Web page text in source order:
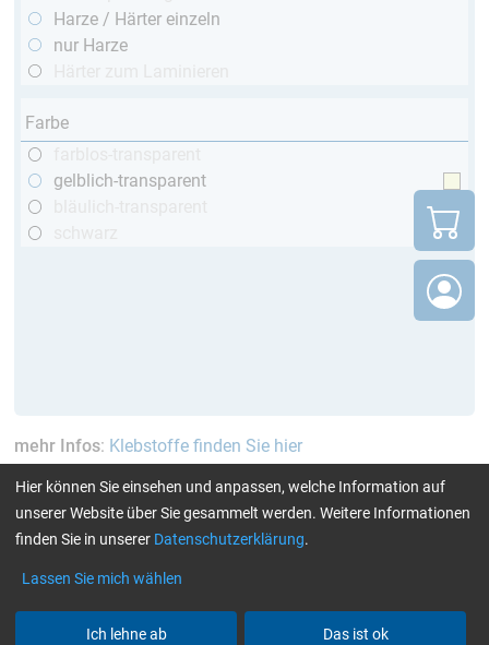
Harze / Härter einzeln
nur Harze
Farbe
gelblich-transparent
mehr Infos: Klebstoffe finden Sie hier
aktuelle Filter: bis 70 °C
GL (Boote / Windkraft)
Alle Filter zurücksetzen
Hier können Sie einsehen und anpassen, welche Information auf
unserer Website über Sie gesammelt werden. Weitere Informationen
finden Sie in unserer Datenschutzerklärung.
Lassen Sie mich wählen
Ich lehne ab Das ist ok